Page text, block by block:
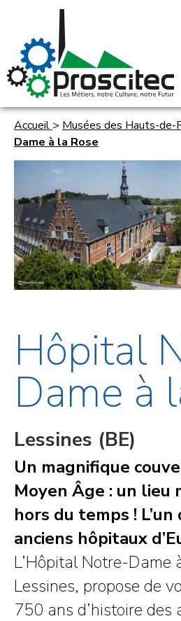
Accueil > Musées des Hauts-de-
Dame à la Rose
Hôpital
Dame à
Lessines (BE)
Un magnifique
Moyen Âge : un lieu
hors du temps !
anciens hôpitaux
L’Hôpital Notre-Dame
Lessines, propose de
750 ans d’histoire des